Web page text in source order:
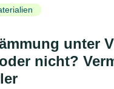
unter
nicht?